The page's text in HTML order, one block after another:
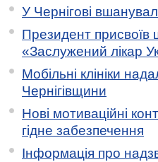
У Чернігові
Президент присвоїв
«Заслужений лікар
Мобільні клініки
Чернігівщини
Нові мотиваційні
гідне забезпечення
Інформація про